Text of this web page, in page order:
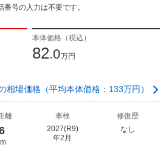
号の入力は不要です。
本体価格（税込）
82.0万円
相場価格（平均本体価格：133万円）
離
車検
2027(R9)
年2月
修復歴
なし